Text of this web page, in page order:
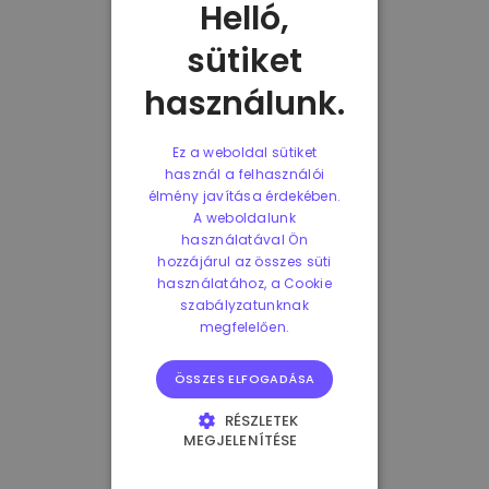
Helló,
sütiket
használunk.
Ez a weboldal sütiket
használ a felhasználói
élmény javítása érdekében.
A weboldalunk
használatával Ön
hozzájárul az összes süti
használatához, a Cookie
szabályzatunknak
megfelelően.
ÖSSZES ELFOGADÁSA
RÉSZLETEK
MEGJELENÍTÉSE